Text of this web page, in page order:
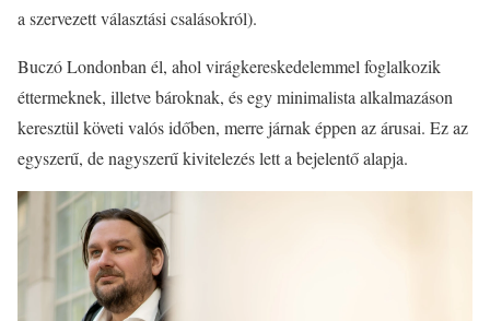
a szervezett választási csalásokról).
Buczó Londonban él, ahol virágkereskedelemmel foglalkozik
éttermeknek, illetve bároknak, és egy minimalista alkalmazáson
keresztül követi valós időben, merre járnak éppen az árusai. Ez az
egyszerű, de nagyszerű kivitelezés lett a bejelentő alapja.